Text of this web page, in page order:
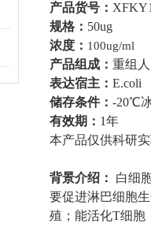
产品货号：
规格： 50ug
浓度： 100ug/ml
产品组成： 重组
表达宿主： E.coli
储存条件： -20℃
有效期： 1年
本产品仅供科研
背景介绍：
白细
要促进淋巴细胞
殖；能活化T细胞